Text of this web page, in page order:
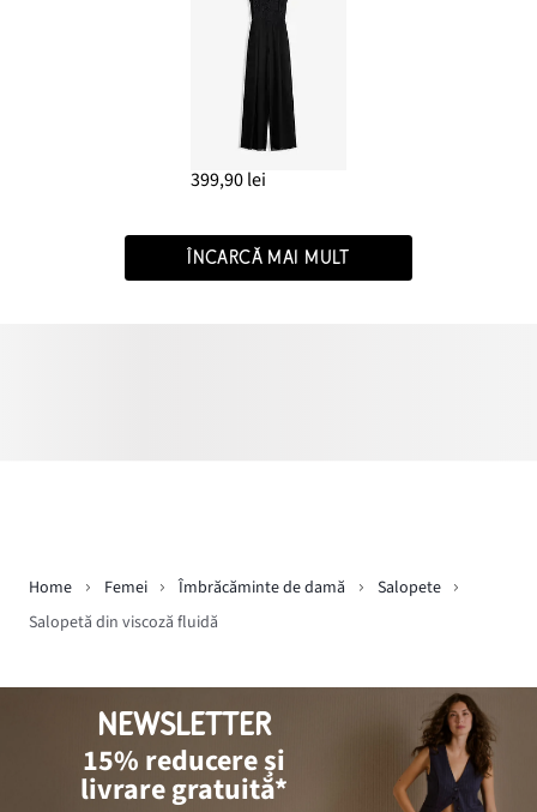
399,90 lei
ÎNCARCĂ MAI MULT
Home Femei Îmbrăcăminte de damă
Salopete
Salopetă din viscoză fluidă
NEWSLETTER
15% reducere și
livrare gratuită*